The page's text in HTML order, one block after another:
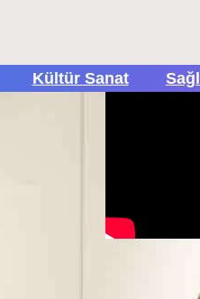
Kültür Sanat